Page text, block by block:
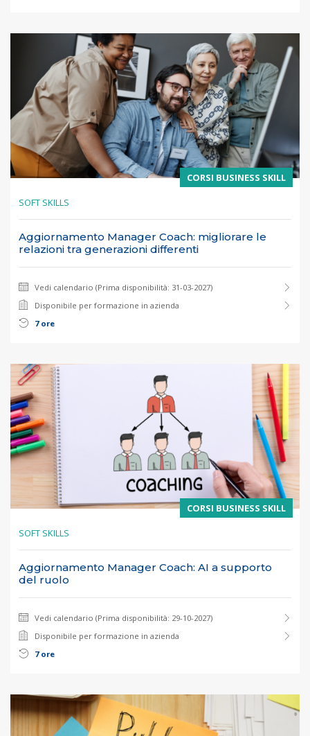
CORSI BUSINESS SKILL
SOFT SKILLS
Aggiornamento Manager Coach: migliorare le
relazioni tra generazioni differenti
Vedi calendario (Prima disponibilità: 31-03-2027)
Disponibile per formazione in azienda
7 ore
CORSI BUSINESS SKILL
SOFT SKILLS
Aggiornamento Manager Coach: AI a supporto
del ruolo
Vedi calendario (Prima disponibilità: 29-10-2027)
Disponibile per formazione in azienda
7 ore